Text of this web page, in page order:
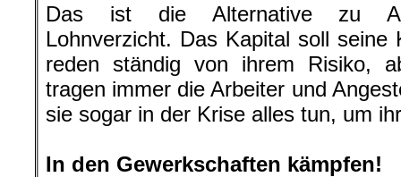
Das ist die Alternative zu
Lohnverzicht. Das Kapital soll seine
reden ständig von ihrem Risiko,
tragen immer die Arbeiter und
sie sogar in der Krise alles tun, um
In den Gewerkschaften kämpfen!